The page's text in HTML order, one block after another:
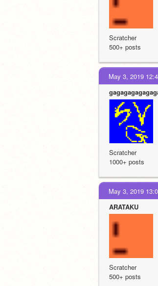
Scratcher
500+ posts
May 3, 2019
Scratcher
1000+ posts
May 3, 2019
ARATAKU
Scratcher
500+ posts